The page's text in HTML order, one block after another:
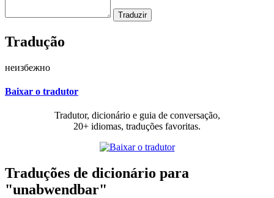
Tradução
неизбежно
Baixar o tradutor
Tradutor, dicionário e guia de conversação,
20+ idiomas, traduções favoritas.
Traduções de dicionário para
"unabwendbar"